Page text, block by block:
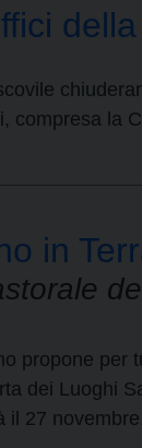
compresa la
in
propone
dei Luoghi
il 27